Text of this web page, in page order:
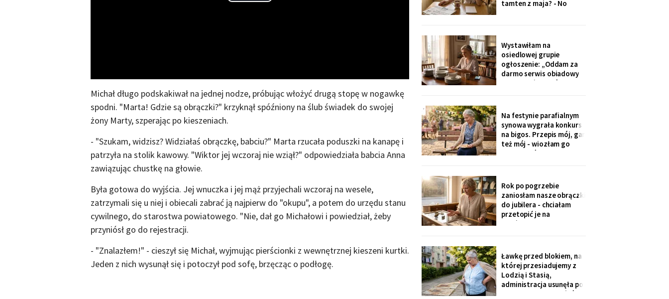
Michał długo podskakiwał na jednej nodze, próbując włożyć drugą stopę w nogawkę
spodni. "Marta! Gdzie są obrączki?" krzyknął spóźniony na ślub świadek do swojej
żony Marty, szperając po kieszeniach.
- "Szukam, widzisz? Widziałaś obrączkę, babciu?" Marta rzucała poduszki na kanapę i
patrzyła na stolik kawowy. "Wiktor jej wczoraj nie wziął?" odpowiedziała babcia Anna
zawiązując chustkę na głowie.
Była gotowa do wyjścia. Jej wnuczka i jej mąż przyjechali wczoraj na wesele,
zatrzymali się u niej i obiecali zabrać ją najpierw do "okupu", a potem do urzędu stanu
cywilnego, do starostwa powiatowego. "Nie, dał go Michałowi i powiedział, żeby
przyniósł go do rejestracji.
- "Znalazłem!" - cieszył się Michał, wyjmując pierścionki z wewnętrznej kieszeni kurtki.
Jeden z nich wysunął się i potoczył pod sofę, brzęcząc o podłogę.
tamten z maja? - No
później zadzwoniła
synowa. Zaczęła od tego,
że „babcia podobno robi
problemy".
Wystawiłam na
osiedlowej grupie
ogłoszenie: „Oddam za
darmo serwis obiadowy
na dwanaście osób,
kogo nakrywać". W dwie
godziny napisało
czterdzieści obcych osób.
Z rodziny - nikt, choć
wszyscy tam siedzą.
Na festynie parafialnym
synowa wygrała konkurs
na bigos. Przepis mój, gar
też mój - wiozłam go
rano taksówką, żeby się
mikrofonu: „to stary
przepis z mojej rodziny".
Klaskałam razem ze
wszystkimi.
Rok po pogrzebie
zaniosłam nasze obrączki
do jubilera - chciałam
przetopić je na
pierścionek dla wnuczki.
cicho: „Pani jest złota.
Męża - pozłacana, dobra
imitacja, robota sprzed
lat".
Ławkę przed blokiem, na
której przesiadujemy z
Lodzią i Stasią,
administracja usunęła po
„skargach mieszkańców"